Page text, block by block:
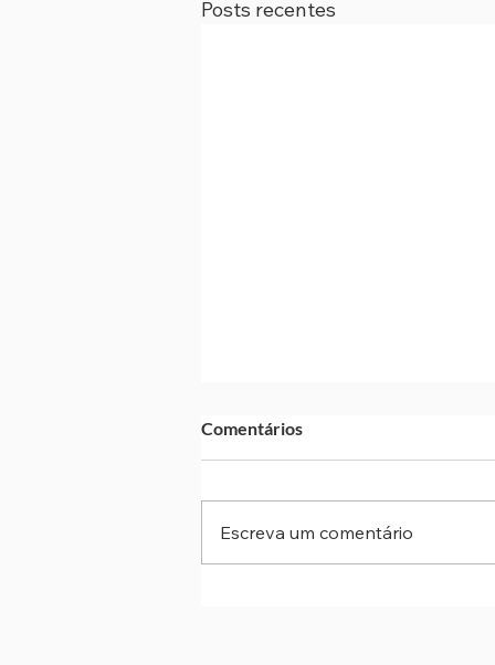
Posts recentes
Comentários
Escreva um comentário